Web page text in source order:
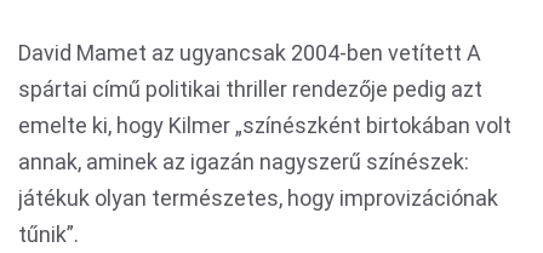
David Mamet az ugyancsak 2004-ben vetített A
spártai című politikai thriller rendezője pedig azt
emelte ki, hogy Kilmer „színészként birtokában volt
annak, aminek az igazán nagyszerű színészek:
játékuk olyan természetes, hogy improvizációnak
tűnik”.